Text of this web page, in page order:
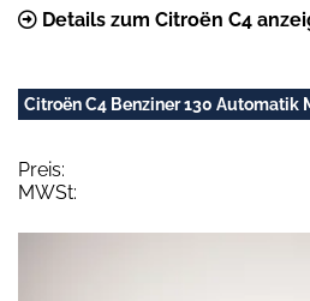
Details zum Citroën C4
Citroën C4 Benziner 130 Automatik
Preis:
MWSt: